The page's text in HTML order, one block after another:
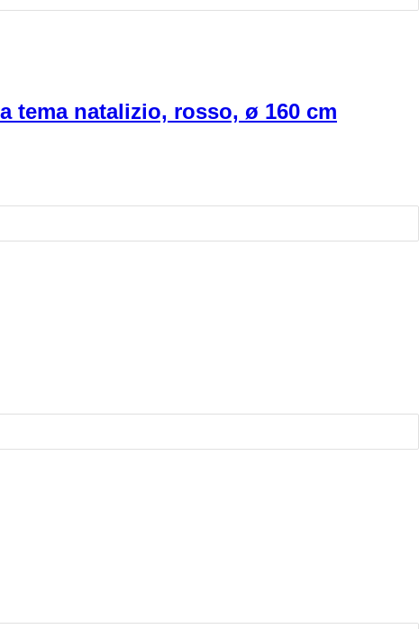
tema natalizio, rosso, ø 160 cm